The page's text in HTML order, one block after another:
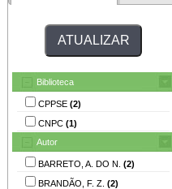
Biblioteca
CPPSE (2)
CNPC (1)
Autor
BARRETO, A. DO N. (2)
BRANDÃO, F. Z. (2)